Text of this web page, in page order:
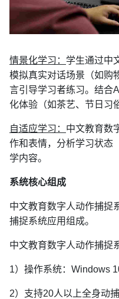
情景化学习： 学生通过中
模拟真实对话场景（如购
言引导学习者练习。结合
化体验（如茶艺、节日习
自适应学习： 中文教育数
作和表情，分析学习状态
学内容。
系统核心组成
中文教育数字人动作捕捉
捕捉系统应用组成。
中文教育数字人动作捕捉
1）操作系统：Windows
2）支持20人以上全身动捕